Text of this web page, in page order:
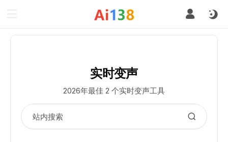
实时变声
2026年最佳 2 个实时变声工具